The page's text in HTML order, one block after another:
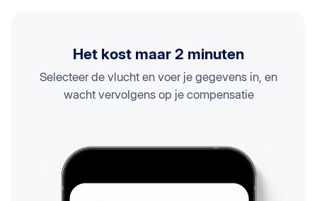
Het kost maar 2 minuten
Selecteer de vlucht en voer je gegevens in, en
wacht vervolgens op je compensatie